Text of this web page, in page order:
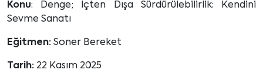
Konu: Denge; İçten Dışa Sürdürülebilirlik: Kendini
Sevme Sanatı
Eğitmen: Soner Bereket
Tarih: 22 Kasım 2025